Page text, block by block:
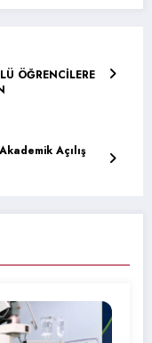
ÖĞRENCİLERE
Açılış